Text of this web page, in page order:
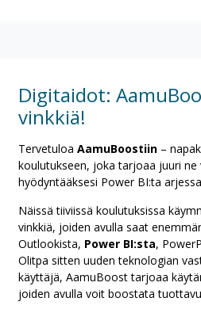
Digitaidot:
vinkkiä!
Tervetuloa AamuBoostiin –
koulutukseen, joka tarjoaa juuri
hyödyntääksesi Power BI:ta
Näissä tiiviissä koulutuksissa
vinkkiä, joiden avulla saat
Outlookista, Power BI:sta,
Olitpa sitten uuden teknologian
käyttäjä, AamuBoost tarjoaa
joiden avulla voit boostata